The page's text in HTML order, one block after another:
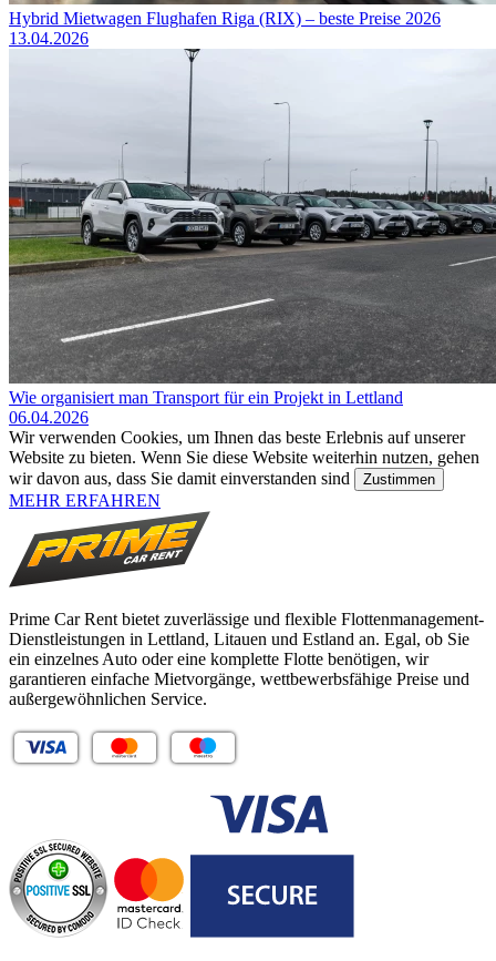
Hybrid Mietwagen Flughafen Riga (RIX) – beste Preise 2026
13.04.2026
Wie organisiert man Transport für ein Projekt in Lettland
06.04.2026
Wir verwenden Cookies, um Ihnen das beste Erlebnis auf unserer
Website zu bieten. Wenn Sie diese Website weiterhin nutzen, gehen
wir davon aus, dass Sie damit einverstanden sind
Zustimmen
MEHR ERFAHREN
Prime Car Rent bietet zuverlässige und flexible Flottenmanagement-
Dienstleistungen in Lettland, Litauen und Estland an. Egal, ob Sie
ein einzelnes Auto oder eine komplette Flotte benötigen, wir
garantieren einfache Mietvorgänge, wettbewerbsfähige Preise und
außergewöhnlichen Service.